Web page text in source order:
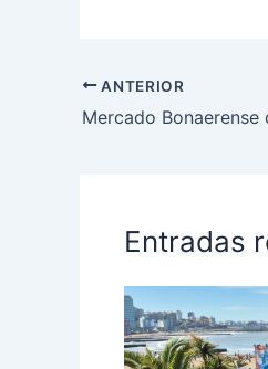
ANTERIOR
Entradas